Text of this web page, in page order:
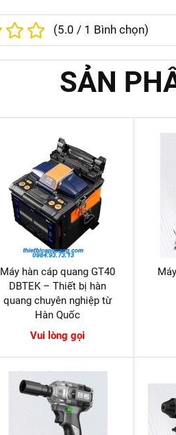
(5.0 / 1 Bình chọn)
SẢN
Máy hàn cáp quang GT40
DBTEK – Thiết bị hàn
quang chuyên nghiệp từ
Hàn Quốc
Vui lòng gọi